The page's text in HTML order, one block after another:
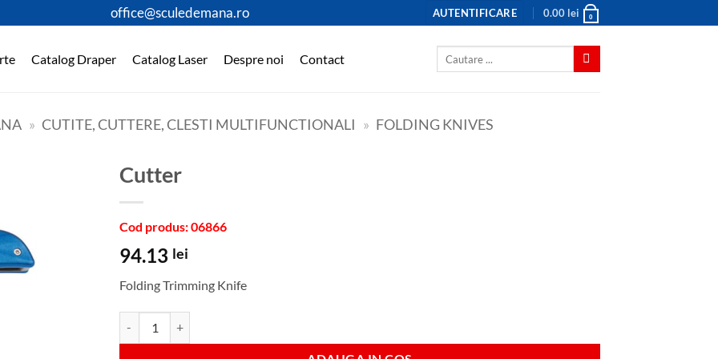
office@sculedemana.ro AUTENTIFICARE 0.00 lei 0
Catalog Draper Catalog Laser Despre noi Contact
» CUTITE, CUTTERE, CLESTI MULTIFUNCTIONALI » FOLDING KNIVES
Cutter
Cod produs: 06866
94.13 lei
Folding Trimming Knife